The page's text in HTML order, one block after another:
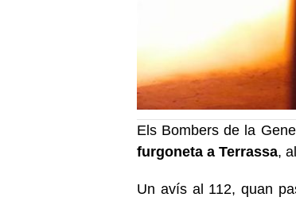
Els Bombers de la
furgoneta a Terrassa,
Un avís al 112, quan